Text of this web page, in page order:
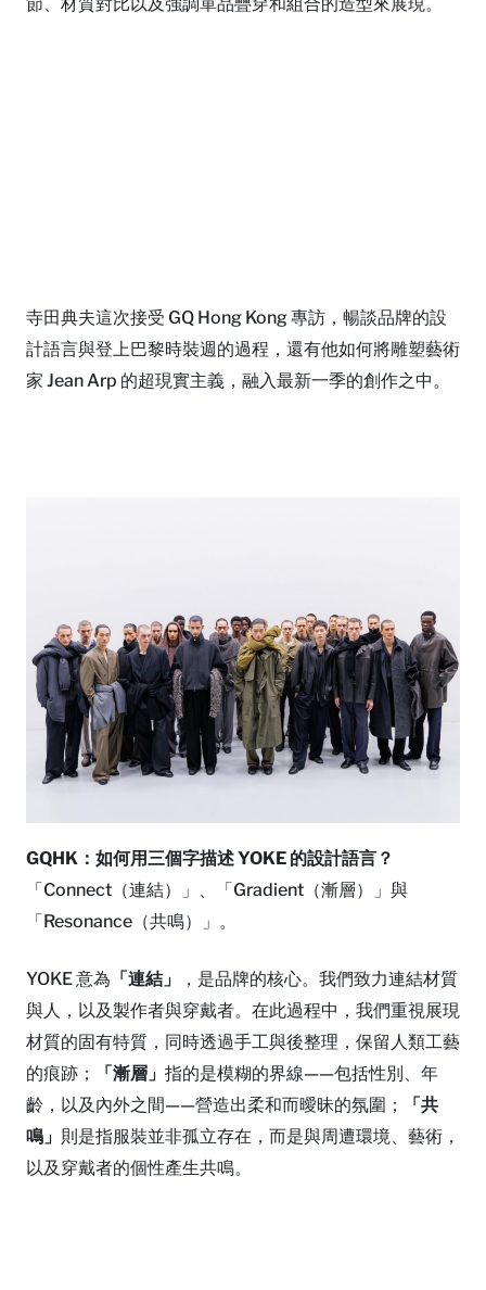
寺田典夫這次接受 GQ Hong Kong 專訪，暢談品牌的設
計語言與登上巴黎時裝週的過程，還有他如何將雕塑藝術
家 Jean Arp 的超現實主義，融入最新一季的創作之中。
GQHK：如何用三個字描述 YOKE 的設計語言？
「Connect（連結）」、「Gradient（漸層）」與
「Resonance（共鳴）」。
YOKE 意為 「連結」
，是品牌的核心。我們致力連結材質
與人，以及製作者與穿戴者。在此過程中，我們重視展現
材質的固有特質，同時透過手工與後整理，保留人類工藝
的痕跡；
「漸層」 指的是模糊的界線——包括性別、年
齡，以及內外之間——營造出柔和而曖昧的氛圍；
「共
鳴」 則是指服裝並非孤立存在，而是與周遭環境、藝術，
以及穿戴者的個性產生共鳴。